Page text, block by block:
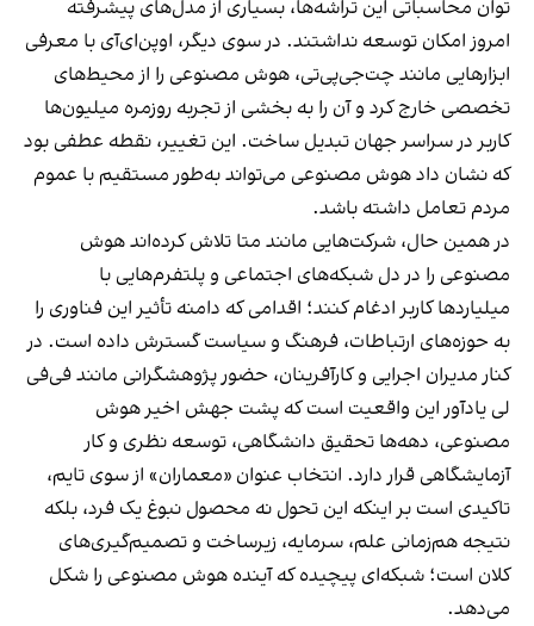
توان محاسباتی این تراشه‌ها، بسیاری از مدل‌های پیشرفته
امروز امکان توسعه نداشتند. در سوی دیگر، اوپن‌ای‌آی با معرفی
ابزارهایی مانند چت‌جی‌پی‌تی، هوش مصنوعی را از محیط‌های
تخصصی خارج کرد و آن را به بخشی از تجربه روزمره میلیون‌ها
کاربر در سراسر جهان تبدیل ساخت. این تغییر، نقطه عطفی بود
که نشان داد هوش مصنوعی می‌تواند به‌طور مستقیم با عموم
مردم تعامل داشته باشد.
در همین حال، شرکت‌هایی مانند متا تلاش کرده‌اند هوش
مصنوعی را در دل شبکه‌های اجتماعی و پلتفرم‌هایی با
میلیاردها کاربر ادغام کنند؛ اقدامی که دامنه تأثیر این فناوری را
به حوزه‌های ارتباطات، فرهنگ و سیاست گسترش داده است. در
کنار مدیران اجرایی و کارآفرینان، حضور پژوهشگرانی مانند فی‌فی
لی یادآور این واقعیت است که پشت جهش اخیر هوش
مصنوعی، دهه‌ها تحقیق دانشگاهی، توسعه نظری و کار
آزمایشگاهی قرار دارد. انتخاب عنوان «معماران» از سوی تایم،
تاکیدی است بر اینکه این تحول نه محصول نبوغ یک فرد، بلکه
نتیجه هم‌زمانی علم، سرمایه، زیرساخت و تصمیم‌گیری‌های
کلان است؛ شبکه‌ای پیچیده که آینده هوش مصنوعی را شکل
می‌دهد.